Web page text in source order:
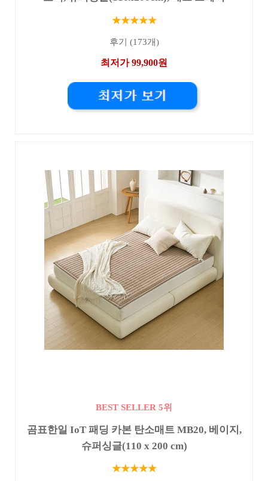
★★★★★
후기 (173개)
최저가 99,900원
BEST SELLER 5위
곰표한일 IoT 패딩 카본 탄소매트 MB20, 베이지,
슈퍼싱글(110 x 200 cm)
★★★★★